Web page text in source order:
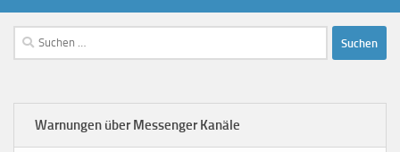
Suchen
nach:
Warnungen über Messenger Kanäle